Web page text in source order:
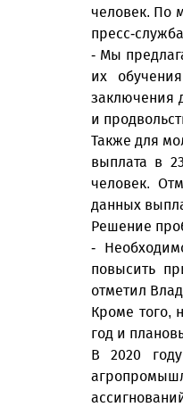
человек. По
пресс-
- Мы
их
заключения
и
Также для
выплата в
человек.
данных
Решение
-
повысить
отметил
Кроме того,
год и
В 2020